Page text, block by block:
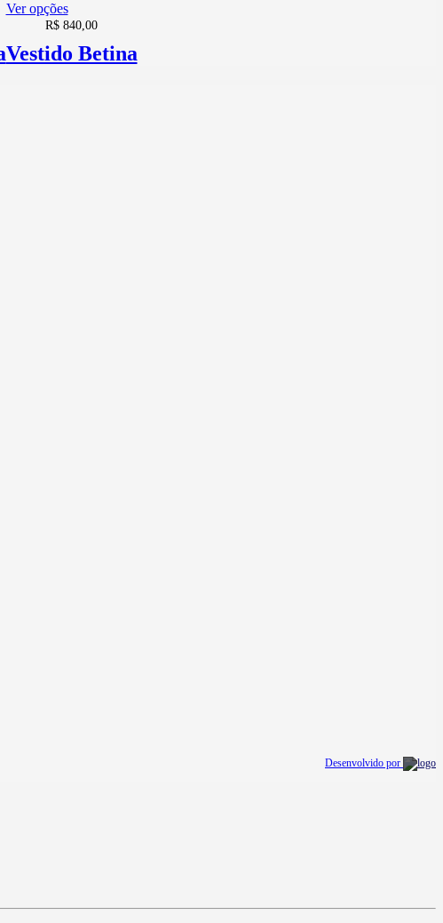
Ver opções
R$ 840,00
Vestido Betina
Desenvolvido por